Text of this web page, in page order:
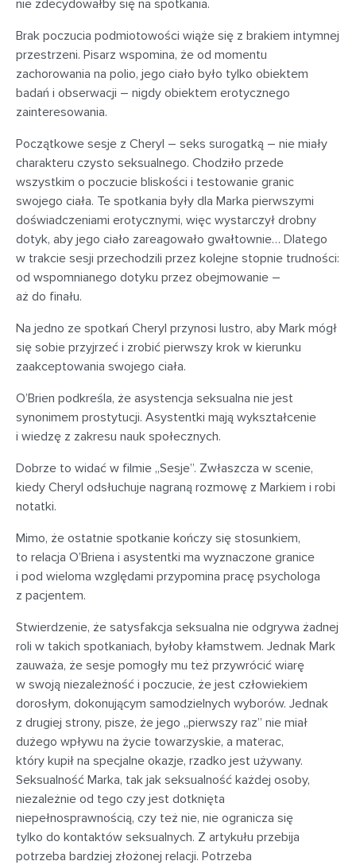
nie zdecydowałby się na spotkania.
Brak poczucia podmiotowości wiąże się z brakiem intymnej
przestrzeni. Pisarz wspomina, że od momentu
zachorowania na polio, jego ciało było tylko obiektem
badań i obserwacji – nigdy obiektem erotycznego
zainteresowania.
Początkowe sesje z Cheryl – seks surogatką – nie miały
charakteru czysto seksualnego. Chodziło przede
wszystkim o poczucie bliskości i testowanie granic
swojego ciała. Te spotkania były dla Marka pierwszymi
doświadczeniami erotycznymi, więc wystarczył drobny
dotyk, aby jego ciało zareagowało gwałtownie… Dlatego
w trakcie sesji przechodzili przez kolejne stopnie trudności:
od wspomnianego dotyku przez obejmowanie –
aż do finału.
Na jedno ze spotkań Cheryl przynosi lustro, aby Mark mógł
się sobie przyjrzeć i zrobić pierwszy krok w kierunku
zaakceptowania swojego ciała.
O’Brien podkreśla, że asystencja seksualna nie jest
synonimem prostytucji. Asystentki mają wykształcenie
i wiedzę z zakresu nauk społecznych.
Dobrze to widać w filmie „Sesje”. Zwłaszcza w scenie,
kiedy Cheryl odsłuchuje nagraną rozmowę z Markiem i robi
notatki.
Mimo, że ostatnie spotkanie kończy się stosunkiem,
to relacja O’Briena i asystentki ma wyznaczone granice
i pod wieloma względami przypomina pracę psychologa
z pacjentem.
Stwierdzenie, że satysfakcja seksualna nie odgrywa żadnej
roli w takich spotkaniach, byłoby kłamstwem. Jednak Mark
zauważa, że sesje pomogły mu też przywrócić wiarę
w swoją niezależność i poczucie, że jest człowiekiem
dorosłym, dokonującym samodzielnych wyborów. Jednak
z drugiej strony, pisze, że jego „pierwszy raz” nie miał
dużego wpływu na życie towarzyskie, a materac,
który kupił na specjalne okazje, rzadko jest używany.
Seksualność Marka, tak jak seksualność każdej osoby,
niezależnie od tego czy jest dotknięta
niepełnosprawnością, czy też nie, nie ogranicza się
tylko do kontaktów seksualnych. Z artykułu przebija
potrzeba bardziej złożonej relacji. Potrzeba